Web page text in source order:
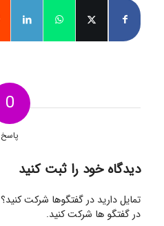
0
پاسخ
دیدگاه خود را ثبت کنید
تمایل دارید در گفتگوها شرکت کنید؟
در گفتگو ها شرکت کنید.